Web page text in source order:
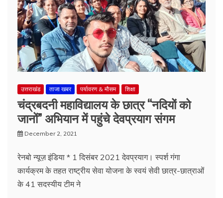
उत्तराखंड ताजा खबर पर्यावरण & मौसम शिक्षा
चंद्रबदनी महाविद्यालय के छात्र “नदियों को
जानों” अभियान में पहुंचे देवप्रयाग संगम
December 2, 2021
रेनबो न्यूज़ इंडिया * 1 दिसंबर 2021 देवप्रयाग। स्पर्श गंगा
कार्यक्रम के तहत राष्ट्रीय सेवा योजना के स्वयं सेवी छात्र-छात्राओं
के 41 सदस्यीय टीम ने